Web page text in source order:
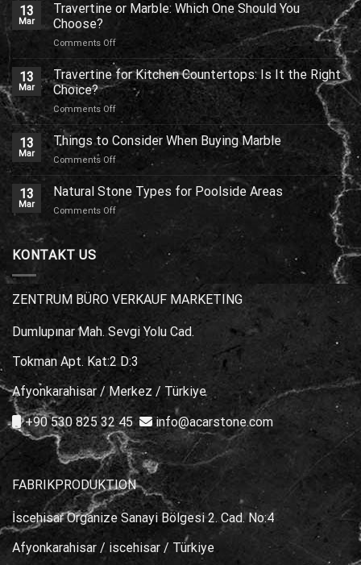
13
Mar
Travertine or Marble: Which One Should You
Choose?
Comments Offon
Travertine
or
Marble:
Which
Should
You
Choose?
13
Mar
Travertine for Kitchen Countertops: Is It the Right
Choice?
Comments Offon
Travertine
for
Countertops:
It
the
Choice?
13
Mar
Things to Consider When Buying Marble
Comments Offon
Things
to
Consider
13
Mar
Natural Stone Types for Poolside Areas
Comments Offon
Areas
KONTAKT US
ZENTRUM BÜRO VERKAUF MARKETING
Dumlupınar Mah. Sevgi Yolu Cad.
Tokman Apt. Kat:2 D:3
Afyonkarahisar / Merkez / Türkiye
+90 530 825 32 45
info@acarstone.com
FABRIKPRODUKTION
İscehisar Organize Sanayi Bölgesi 2. Cad. No:4
Afyonkarahisar / iscehisar / Türkiye